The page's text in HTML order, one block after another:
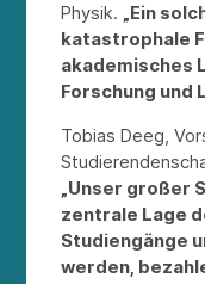
Physik. „Ein
katastrophale
akademisches
Forschung und
Tobias Deeg,
„Unser großer
zentrale Lage
Studiengänge
werden,